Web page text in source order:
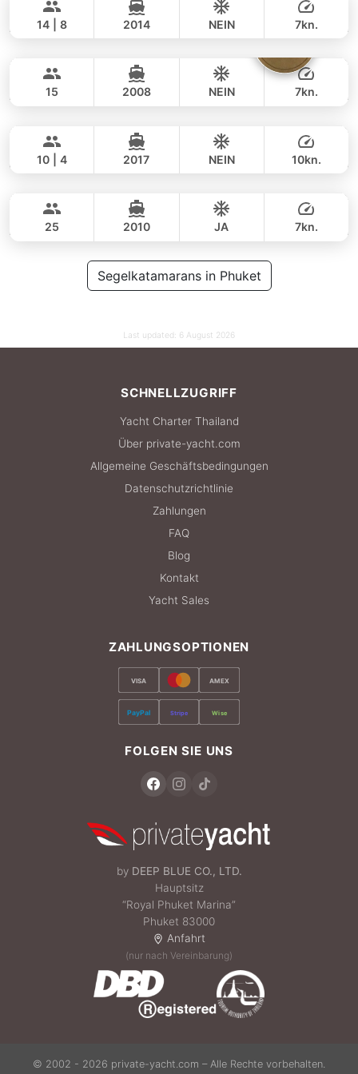
34,100 THB
NAUTITECH 40FT
77,000 THB
53,000 THB
14 | 8 2014 NEIN 7kn.
ADMIRAL SA 40FT
35,300 THB
15 2008 NEIN 7kn.
STEALTH - ASIA CATAMARANS 43FT
35,300 THB
10 | 4 2017 NEIN 10kn.
LAGOON 44FT
35,300 THB
25 2010 JA 7kn.
Segelkatamarans in Phuket
Last updated: 6 August 2026
SCHNELLZUGRIFF
Yacht Charter Thailand
Über private-yacht.com
Allgemeine Geschäftsbedingungen
Datenschutzrichtlinie
Zahlungen
FAQ
Blog
Kontakt
Yacht Sales
ZAHLUNGSOPTIONEN
VISA AMEX
PayPal Stripe Wise
FOLGEN SIE UNS
by DEEP BLUE CO., LTD.
Hauptsitz
“Royal Phuket Marina”
Phuket 83000
Anfahrt
(nur nach Vereinbarung)
© 2002 - 2026 private-yacht.com – Alle Rechte vorbehalten.